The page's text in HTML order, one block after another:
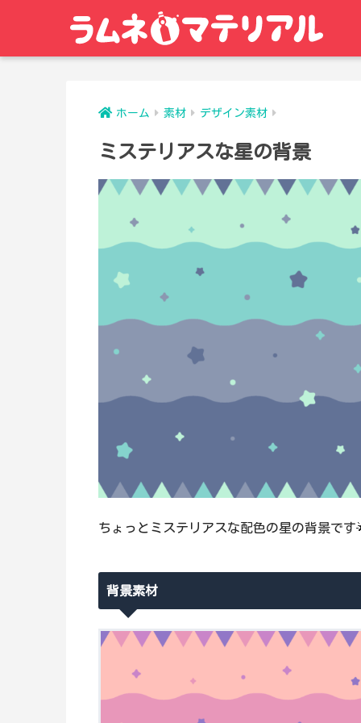
ホーム 素材 デザイン素材
ミステリアスな星の背景
ちょっとミステリアスな配色の星の背景です
背景素材